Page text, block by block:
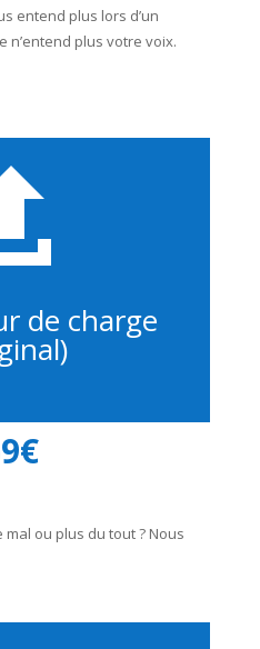
entend plus lors d’un
n’entend plus votre voix.
de charge
ou plus du tout ? Nous